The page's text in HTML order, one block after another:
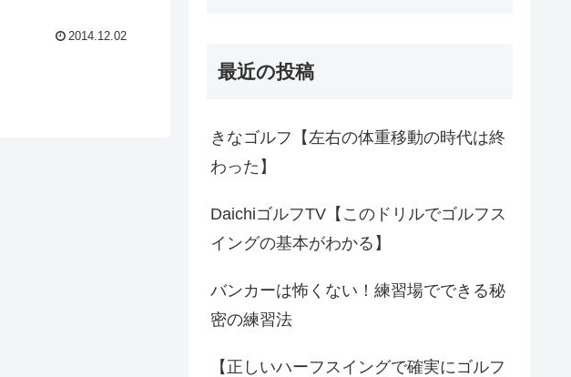
2014.12.02
最近の投稿
きなゴルフ【左右の体重移動の時代は終
わった】
DaichiゴルフTV【このドリルでゴルフス
イングの基本がわかる】
バンカーは怖くない！練習場でできる秘
密の練習法
【正しいハーフスイングで確実にゴルフ